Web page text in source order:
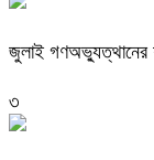
জুলাই গণঅভ্যুত্থানের
৩